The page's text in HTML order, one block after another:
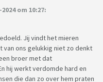
om 10:27:
Jij vindt het mieren
van ons gelukkig niet zo denkt
broer met dat
hij werkt verdomde hard en
die dan zo over hem praten